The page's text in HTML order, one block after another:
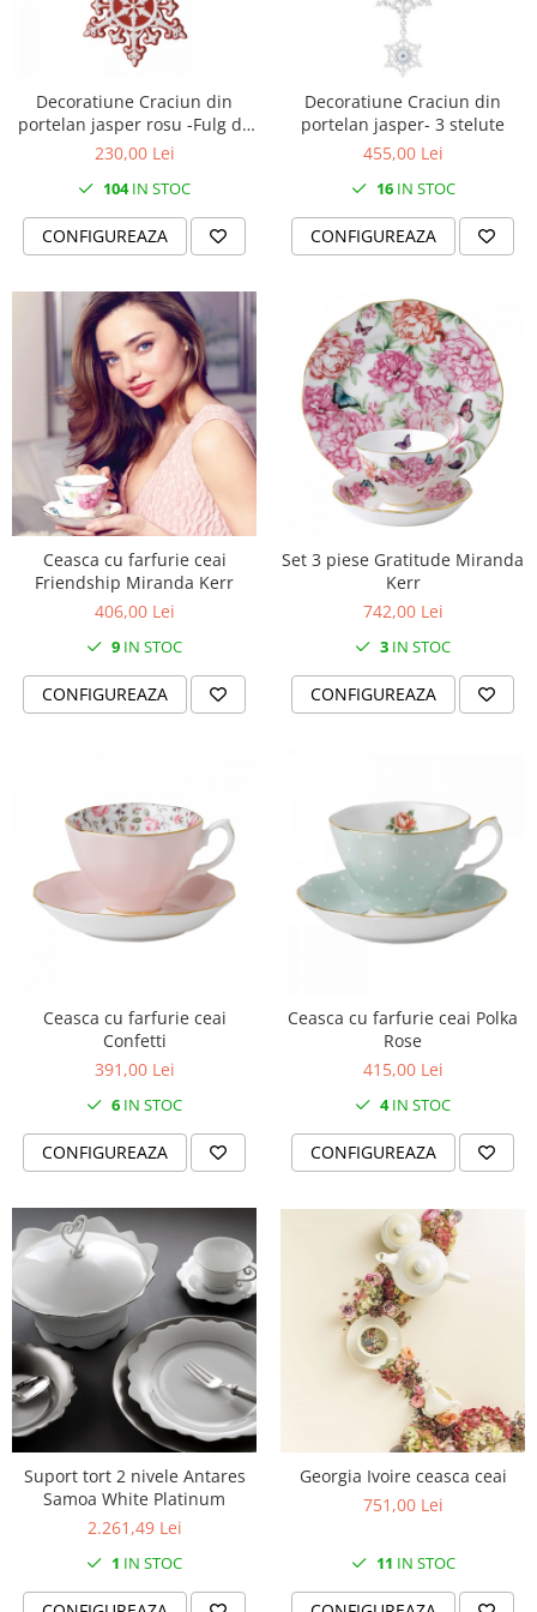
CELESTIAL PLATINUM
INTAGLIO
JASPER CONRAN GOLD
RENAISSANCE GOLD
ANTHEMION BLUE
BUTTERFLY BLOOM
PASHMINA
SIGNET PLATINUM
CELESTIAL GOLD
NATURE
CHINOISERIE WHITE
JASPER CONRAN WHITE
GILDED MUSE
WONDERLUST
MORRIS&AMP;CO
KINGSLEY
SERENDIPITY GOLD
SERENDIPITY PLATINUM
CHELSEA
MEDICEA
BLUE LILY
HIBISCUS
SWAN
FLORENTINE TURQUOISE
ANTHEMION GREY
JARDIN
RENAISSANCE RED
SERENDIPITY WHITE
FLOWER FESTIVAL BLUE
FLOWER FESTIVAL RED
LOVE BIRDS
CHIQUE VERDE
CHIQUE ROZ
CHIQUE STRIPES VERDE
Renaissance Grey
Royal White
CHIQUE STRIPES GALBEN
CHIQUE GALBEN
Decoratiune Craciun din
portelan jasper rosu -Fulg de
nea neoclassic
230,00 Lei
104IN STOC
CONFIGUREAZA
Decoratiune Craciun din
portelan jasper- 3 stelute
455,00 Lei
16IN STOC
CONFIGUREAZA
Ceasca cu farfurie ceai
Friendship Miranda Kerr
406,00 Lei
9 IN STOC
CONFIGUREAZA
Set 3 piese Gratitude Miranda
Kerr
742,00 Lei
3 IN STOC
CONFIGUREAZA
Ceasca cu farfurie ceai
Confetti
391,00 Lei
6 IN STOC
CONFIGUREAZA
Ceasca cu farfurie ceai Polka
Rose
415,00 Lei
4IN STOC
CONFIGUREAZA
Suport tort 2 nivele Antares
Samoa White Platinum
2.261,49 Lei
1 IN STOC
Georgia Ivoire ceasca ceai
751,00 Lei
11 IN STOC